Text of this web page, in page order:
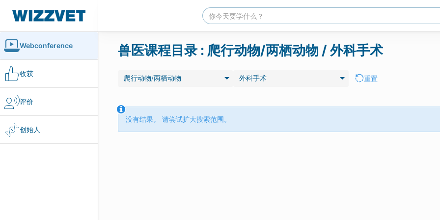
Webconference
收获
评价
创始人
兽医课程目录 : 爬行动物/两栖动物 / 外科手术
爬行动物/两栖动物 外科手术 重置
没有结果。 请尝试扩大搜索范围。